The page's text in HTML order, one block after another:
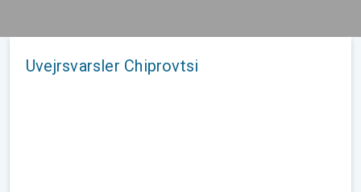
Uvejrsvarsler Chiprovtsi